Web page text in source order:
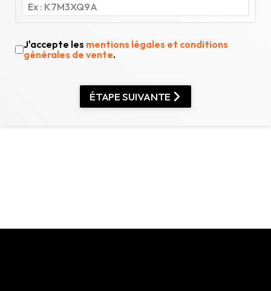
J'accepte les mentions légales et conditions
générales de vente.
ÉTAPE SUIVANTE